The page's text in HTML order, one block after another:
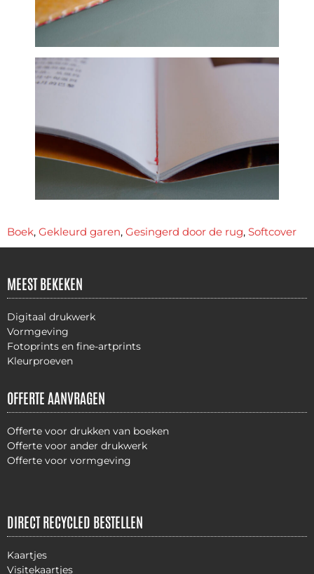
Boek, Gekleurd garen, Gesingerd door de rug, Softcover
MEEST BEKEKEN
Digitaal drukwerk
Vormgeving
Fotoprints en fine-artprints
Kleurproeven
OFFERTE AANVRAGEN
Offerte voor drukken van boeken
Offerte voor ander drukwerk
Offerte voor vormgeving
DIRECT RECYCLED BESTELLEN
Kaartjes
Visitekaartjes